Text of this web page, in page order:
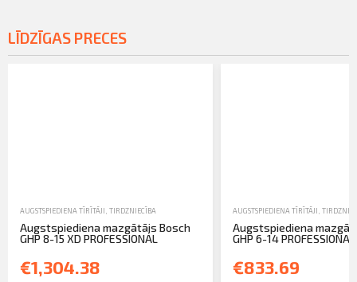
LĪDZĪGAS PRECES
AUGSTSPIEDIENA TĪRĪTĀJI TIRDZNIECĪBA
Augstspiediena mazgātājs Bosch
GHP 8-15 XD PROFESSIONAL
€1,304.38
AUGSTSPIEDIENA TĪRĪTĀJI
Augstspiediena
GHP 6-14 PROFESSIONAL
€833.69